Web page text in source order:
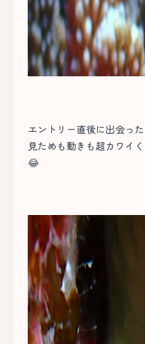
エントリー直後に出会っ
見ためも動きも超カワイ
😂